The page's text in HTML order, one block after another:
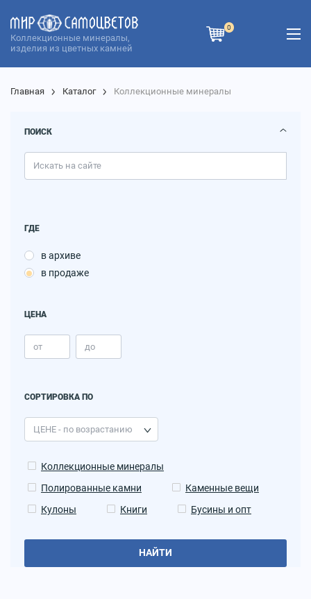
Коллекционные минералы,
изделия из цветных камней
0
Главная Каталог Коллекционные минералы
ПОИСК
ГДЕ
в архиве
в продаже
ЦЕНА
СОРТИРОВКА ПО
Коллекционные минералы
Полированные камни
Каменные вещи
Кулоны
Книги Бусины и опт
НАЙТИ